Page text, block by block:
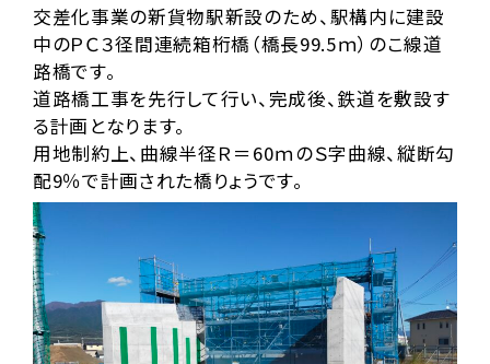
交差化事業の新貨物駅新設のため、駅構内に建設
中のＰＣ３径間連続箱桁橋（橋長99.5ｍ）のこ線道
路橋です。
道路橋工事を先行して行い、完成後、鉄道を敷設す
る計画となります。
用地制約上、曲線半径Ｒ＝60ｍのＳ字曲線、縦断勾
配9％で計画された橋りょうです。